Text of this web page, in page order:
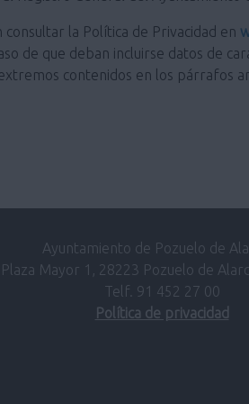
consultar la Política de Privacidad en
de que deban incluirse datos de
contenidos en los párrafos
Ayuntamiento de Pozuelo de
Plaza Mayor 1, 28223 Pozuelo de
Telf. 91 452 27 00
Política de privacidad